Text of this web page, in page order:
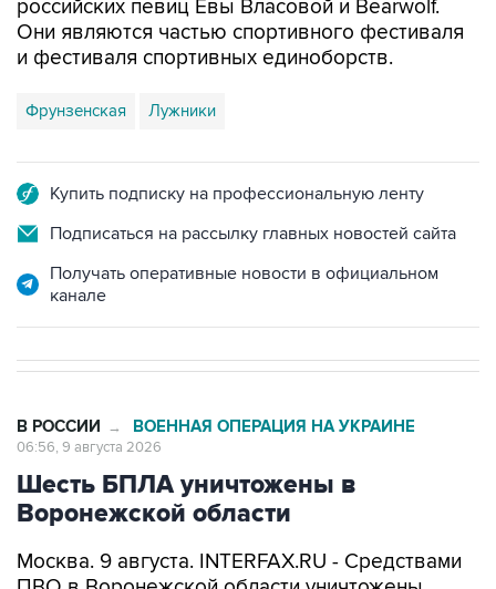
российских певиц Евы Власовой и Bearwolf.
Они являются частью спортивного фестиваля
и фестиваля спортивных единоборств.
Фрунзенская Лужники
Купить подписку на профессиональную ленту
Подписаться на рассылку главных новостей сайта
Получать оперативные новости в официальном
канале
В РОССИИ → ВОЕННАЯ ОПЕРАЦИЯ НА УКРАИНЕ
06:56, 9 августа 2026
Шесть БПЛА уничтожены в
Воронежской области
Москва. 9 августа. INTERFAX.RU - Средствами